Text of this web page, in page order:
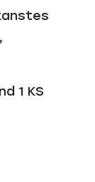
1 KS